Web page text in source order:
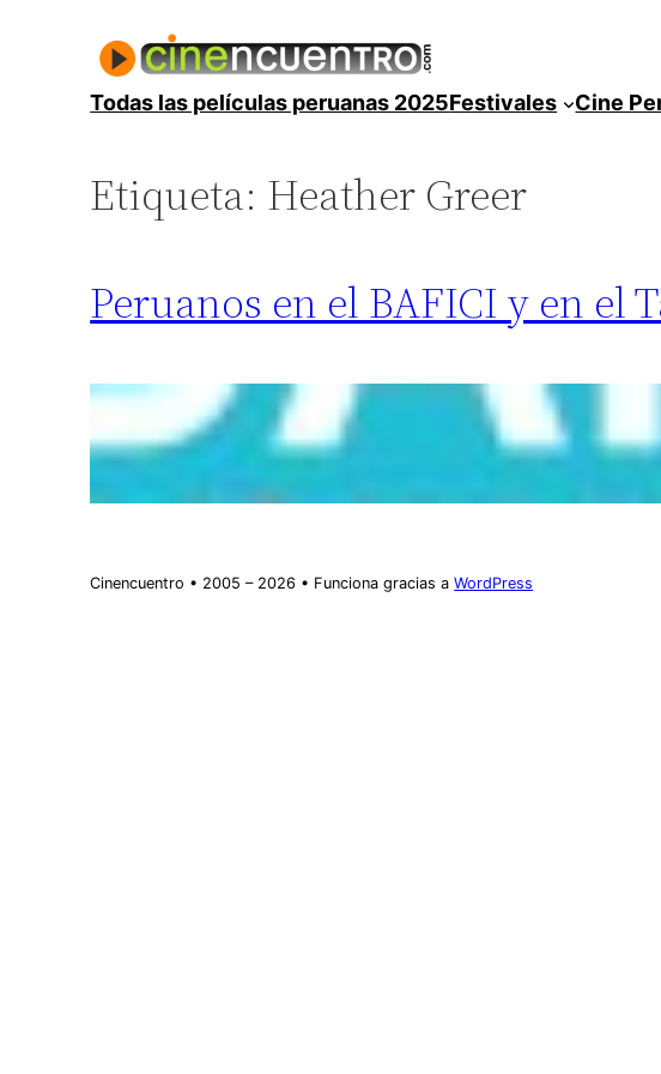
contenidoTodas las películas peruanas 2025Festivales Cine
Etiqueta: Heather Greer
Peruanos en el BAFICI y en el
Cinencuentro • 2005 – 2026 • Funciona gracias aWordPress